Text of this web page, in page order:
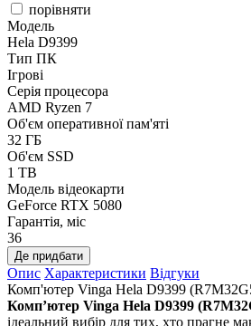
порівняти
Модель
Hela D9399
Тип ПК
Ігрові
Серія процесора
AMD Ryzen 7
Об'єм оперативної пам'яті
32 ГБ
Об'єм SSD
1 TB
Модель відеокарти
GeForce RTX 5080
Гарантія, міс
36
Де придбати
Опис Характеристики Відгуки
Комп'ютер Vinga Hela D9399
Комп’ютер Vinga Hela D9399
ідеальний вибір для тих, хто прагне